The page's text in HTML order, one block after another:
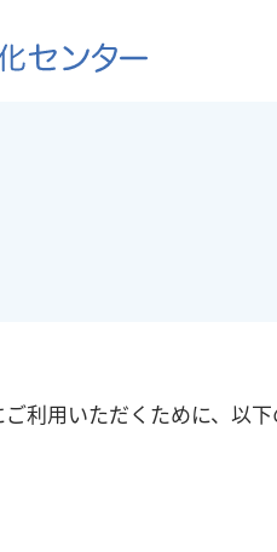
利用いただくために、以下